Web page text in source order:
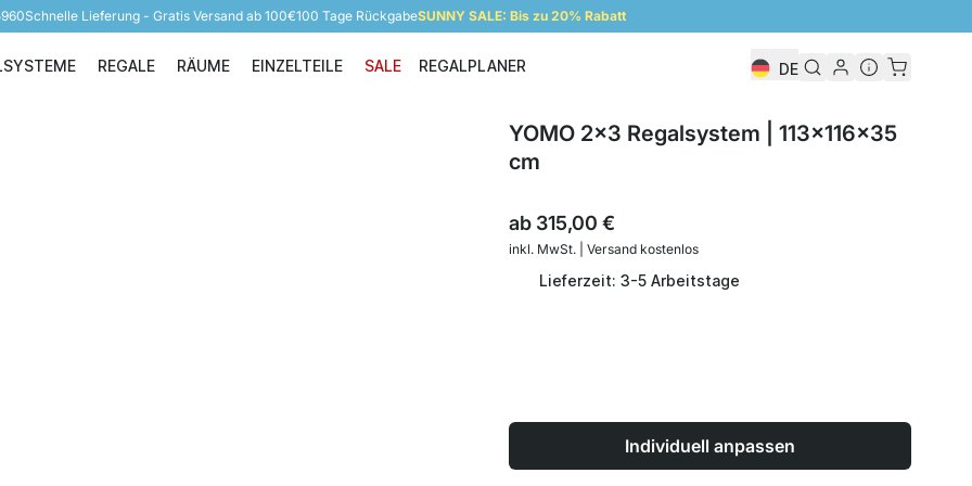
Schnelle Lieferung - Gratis Versand ab 100€100 Tage RückgabeSUNNY SALE: Bis zu 20% Rabatt
Regalsysteme
REGALE
Regale
RÄUME
Räume
EINZELTEILE
Einzelteile
SALE REGALPLANER DE
YOMO 2x3 Regalsystem | 113x116x35
cm
ab 315,00 €
inkl. MwSt. | Versand kostenlos
Lieferzeit: 3-5 Arbeitstage
Individuell anpassen